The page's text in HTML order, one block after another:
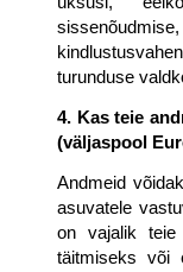
turunduse
4. Kas teie
(väljaspool
Andmeid
asuvatele
on vajalik teie
täitmiseks või